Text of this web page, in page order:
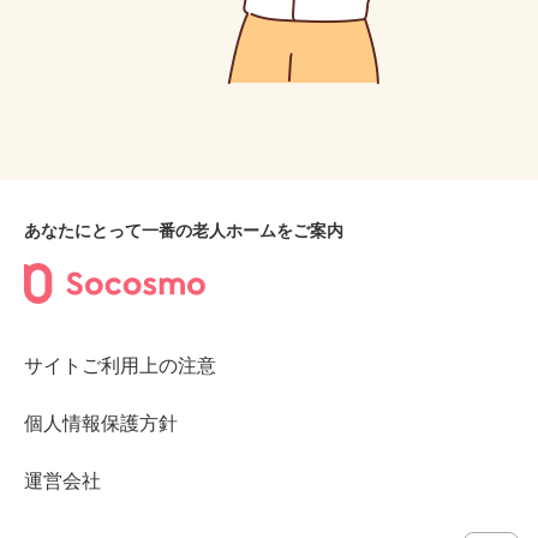
あなたにとって一番の老人ホームをご案内
サイトご利用上の注意
個人情報保護方針
運営会社